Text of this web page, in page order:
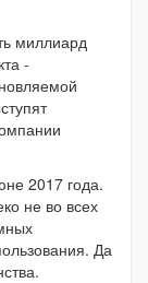
миллиард
-
2017 года.
не во всех
Да